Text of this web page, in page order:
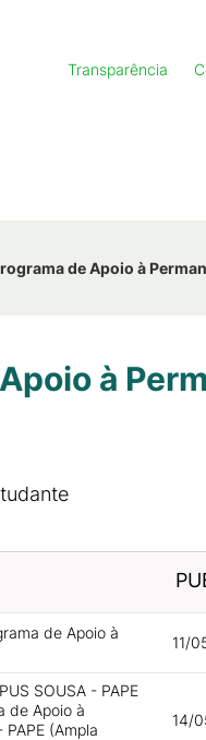
Transparência
de Apoio à
à
de Apoio à
11/
SOUSA - PAPE
de Apoio à
(Ampla
14/